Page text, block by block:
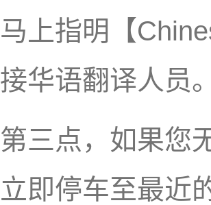
马上指明【
接华语翻译人员
第三点，如果您
立即停车至最近